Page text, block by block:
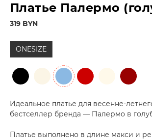
Платье Палермо
319 BYN
ONESIZE
Идеальное платье для весенне-
бестселлер бренда — Палермо в
Платье выполнено в длине макси и